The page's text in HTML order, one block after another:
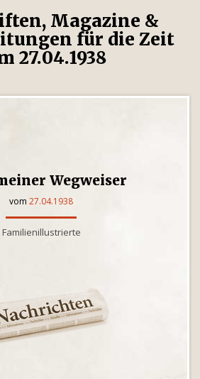
Magazine &
für die Zeit
27.04.1938
Wegweiser
vom 27.04.1938
Familienillustrierte